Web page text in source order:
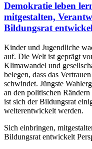
Demokratie leben
mitgestalten,
Bildungsrat
Kinder und Jugendliche
auf. Die Welt ist geprägt
Klimawandel und
belegen, dass das
schwindet. Jüngste
an den politischen
ist sich der Bildungsrat
weiterentwickelt werden.
Sich einbringen,
Bildungsrat entwickelt